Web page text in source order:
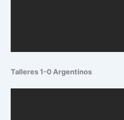
Talleres 1-0 Argentinos